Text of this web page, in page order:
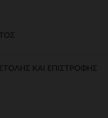
ΚΑΙ ΕΠΙΣΤΡΟΦΉΣ